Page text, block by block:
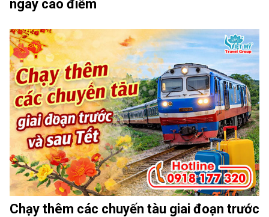
ngày cao điểm
Chạy thêm các chuyến tàu giai đoạn trước